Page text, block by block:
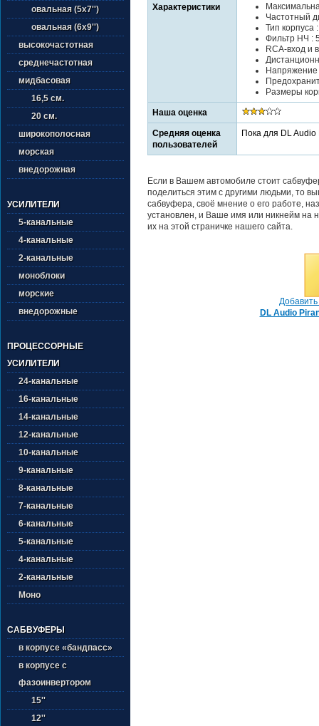
овальная (5х7'')
овальная (6х9'')
высокочастотная
среднечастотная
мидбасовая
16,5 см.
20 см.
широкополосная
морская
внедорожная
УСИЛИТЕЛИ
5-канальные
4-канальные
2-канальные
моноблоки
морские
внедорожные
ПРОЦЕССОРНЫЕ
УСИЛИТЕЛИ
24-канальные
16-канальные
14-канальные
12-канальные
10-канальные
9-канальные
8-канальные
7-канальные
6-канальные
5-канальные
4-канальные
2-канальные
Моно
САБВУФЕРЫ
в корпусе «бандпасс»
в корпусе с
фазоинвертором
15''
12''
Характеристики
Частотный
Тип корпуса
Фильтр НЧ :
RCA-вход и
Напряжение
Размеры
Наша оценка
Средняя оценка
пользователей
Пока для DL Audio
Если в Вашем автомобиле стоит
поделиться этим с другими людьми, то
сабвуфера, своё мнение о его работе,
установлен, и Ваше имя или никнейм на
их на этой страничке нашего сайта.
DL Audio